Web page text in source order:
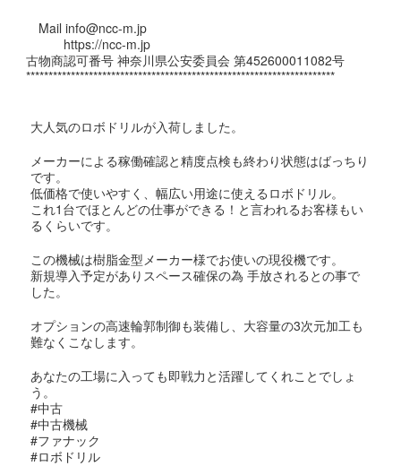
Mail info@ncc-m.jp
https://ncc-m.jp
古物商認可番号 神奈川県公安委員会 第452600011082号
*********************************************************************
大人気のロボドリルが入荷しました。
メーカーによる稼働確認と精度点検も終わり状態はばっちり
です。
低価格で使いやすく、幅広い用途に使えるロボドリル。
これ1台でほとんどの仕事ができる！と言われるお客様もい
るくらいです。
この機械は樹脂金型メーカー様でお使いの現役機です。
新規導入予定がありスペース確保の為 手放されるとの事で
した。
オプションの高速輪郭制御も装備し、大容量の3次元加工も
難なくこなします。
あなたの工場に入っても即戦力と活躍してくれことでしょ
う。
#中古
#中古機械
#ファナック
#ロボドリル